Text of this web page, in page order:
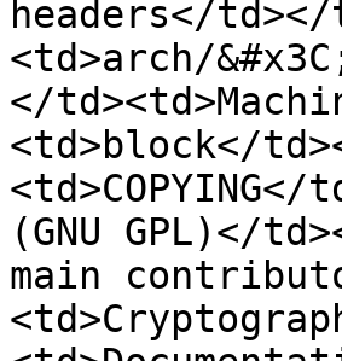
headers</
<td>arch/
</
<td>block</
(GNU GPL)</
main